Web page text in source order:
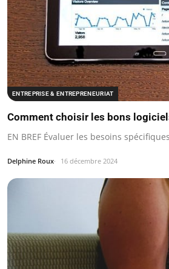
ENTREPRISE & ENTREPRENEURIAT
Comment choisir les bons
EN BREF Évaluer les besoins
Delphine Roux 16 décembre 2024